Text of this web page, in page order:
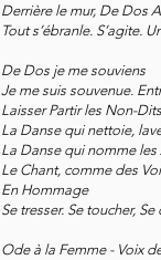
Derrière le mur, De Dos
Tout s’ébranle. S’agite.
De Dos je me souviens
Je me suis souvenue.
Laisser Partir les Non-Dits
La Danse qui nettoie,
La Danse qui nomme les
Le Chant, comme des
En Hommage
Se tresser. Se toucher,
Ode à la Femme - Voix